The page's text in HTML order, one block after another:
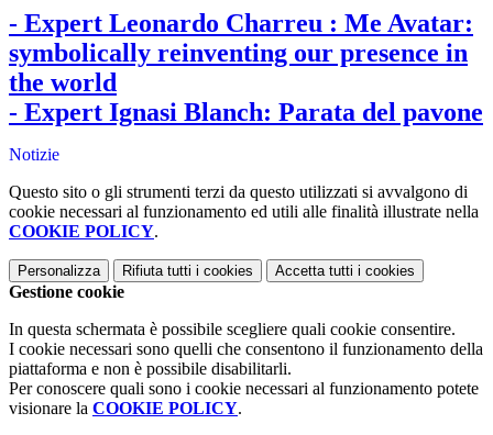
- Expert Leonardo Charreu : Me Avatar:
symbolically reinventing our presence in
the world
- Expert Ignasi Blanch: Parata del pavone
Notizie
Questo sito o gli strumenti terzi da questo utilizzati si avvalgono di
cookie necessari al funzionamento ed utili alle finalità illustrate nella
COOKIE POLICY.
Personalizza Rifiuta tutti i cookies Accetta tutti i cookies
Gestione cookie
In questa schermata è possibile scegliere quali cookie consentire.
I cookie necessari sono quelli che consentono il funzionamento della
piattaforma e non è possibile disabilitarli.
Per conoscere quali sono i cookie necessari al funzionamento potete
visionare la COOKIE POLICY.